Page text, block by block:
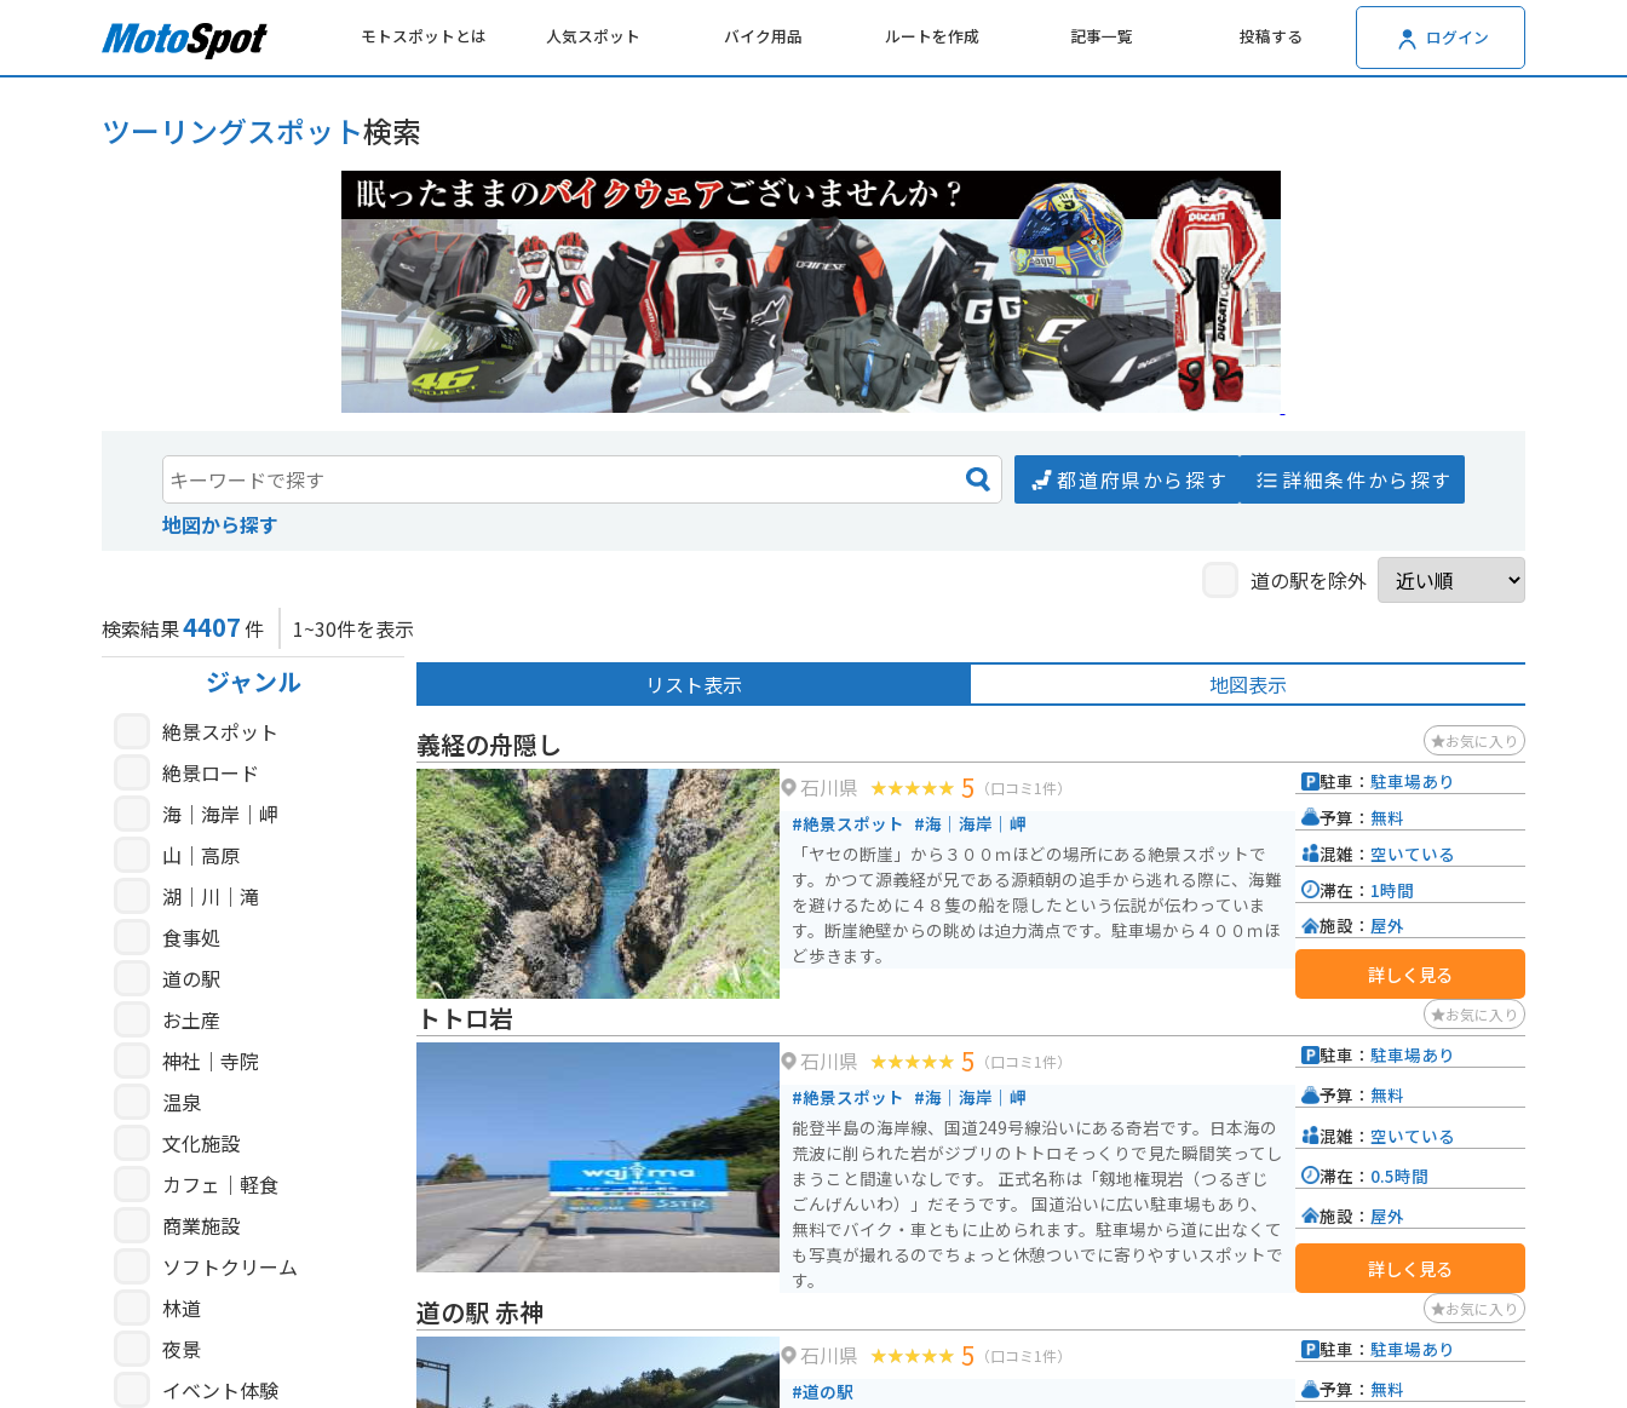
モトスポットとは 人気スポット バイク用品 ルートを作成 記事一覧 投稿する ログイン
ツーリングスポット検索
都道府県から探す
詳細条件から探す
地図から探す
道の駅を除外
検索結果4407件 1~30件を表示
ジャンル
絶景スポット
絶景ロード
海｜海岸｜岬
山｜高原
湖｜川｜滝
食事処
道の駅
お土産
神社｜寺院
温泉
文化施設
カフェ｜軽食
商業施設
ソフトクリーム
林道
夜景
イベント体験
リスト表示 地図表示
義経の舟隠し お気に入り
石川県 5 （口コミ1件）
#絶景スポット #海｜海岸｜岬
「ヤセの断崖」から３００ｍほどの場所にある絶景スポットで
す。かつて源義経が兄である源頼朝の追手から逃れる際に、海難
を避けるために４８隻の船を隠したという伝説が伝わっていま
す。断崖絶壁からの眺めは迫力満点です。駐車場から４００ｍほ
ど歩きます。
駐車： 駐車場あり
予算： 無料
混雑： 空いている
滞在： 1時間
施設： 屋外
詳しく見る
トトロ岩 お気に入り
石川県 5 （口コミ1件）
#絶景スポット #海｜海岸｜岬
能登半島の海岸線、国道249号線沿いにある奇岩です。日本海の
荒波に削られた岩がジブリのトトロそっくりで見た瞬間笑ってし
まうこと間違いなしです。 正式名称は「剱地権現岩（つるぎじ
ごんげんいわ）」だそうです。 国道沿いに広い駐車場もあり、
無料でバイク・車ともに止められます。駐車場から道に出なくて
も写真が撮れるのでちょっと休憩ついでに寄りやすいスポットで
す。
駐車： 駐車場あり
予算： 無料
混雑： 空いている
滞在： 0.5時間
施設： 屋外
詳しく見る
道の駅 赤神 お気に入り
石川県 5 （口コミ1件）
#道の駅
駐車： 駐車場あり
予算： 無料